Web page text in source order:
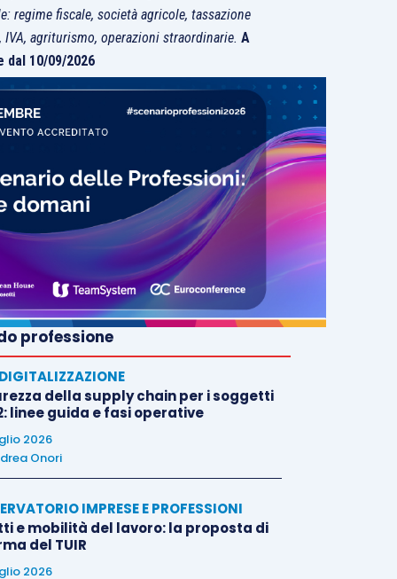
regime fiscale, società agricole, tassazione
IVA, agriturismo, operazioni straordinarie.A
dal 10/09/2026
professione
della supply chain per i soggetti
linee guida e fasi operative
2026
Onori
IMPRESE E PROFESSIONI
e mobilità del lavoro: la proposta di
del TUIR
2026